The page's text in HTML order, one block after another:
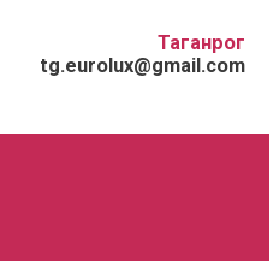
Таганрог
tg.eurolux@gmail.com